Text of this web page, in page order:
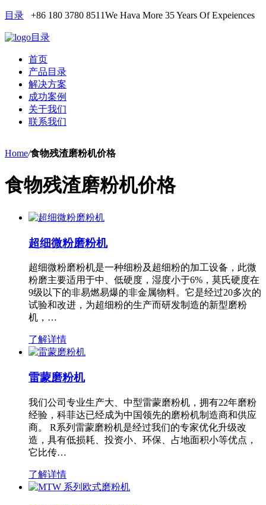
目录 +86 180 3780 8511We Hava More 35 Years Of Expeiences
目录
首页
产品目录
解决方案
成功案例
关于我们
联系我们
Home/食物残渣磨粉机价格
食物残渣磨粉机价格
超细微粉磨粉机
超细微粉磨粉机是一种细粉及超细粉的加工设备，此微
粉磨主要适用于中、低硬度，湿度小于6%，莫氏硬度在
9级以下的非易燃易爆的非金属物料。它是经过20多次的
试验和改进，为超细粉的生产而研发制造的新型磨粉
机，…
了解详情
雷蒙磨粉机
我们公司专业生产大、中型雷蒙磨粉机，拥有22年磨粉
经验，科菲达已经成为中国领先的磨粉机制造商和供应
商。 R系列雷蒙磨粉机是经过我们的专家优化升级改
造，具有低损耗、投资小、环保、占地面积小等优点，
它比传…
了解详情